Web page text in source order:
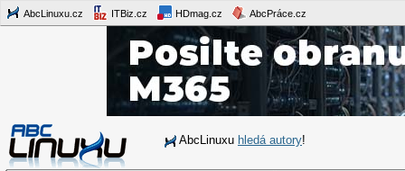
AbcLinuxu.cz ITBiz.cz HDmag.cz AbcPráce.cz
AbcLinuxu hledá autory!